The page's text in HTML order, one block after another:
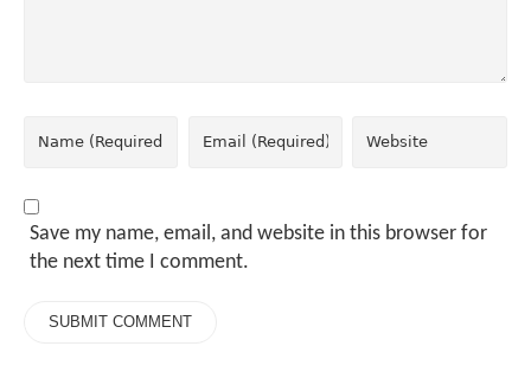
Save my name, email, and website in this browser for
the next time I comment.